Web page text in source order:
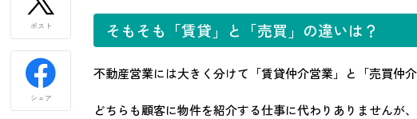
そもそも「賃貸」と「売買」の違いは？
不動産営業には大きく分けて「賃貸仲介営業」と「売買仲介
どちらも顧客に物件を紹介する仕事に代わりありませんが
ポスト
シェア